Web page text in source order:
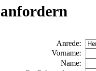
anfordern
Anrede:
Vorname:
Name: